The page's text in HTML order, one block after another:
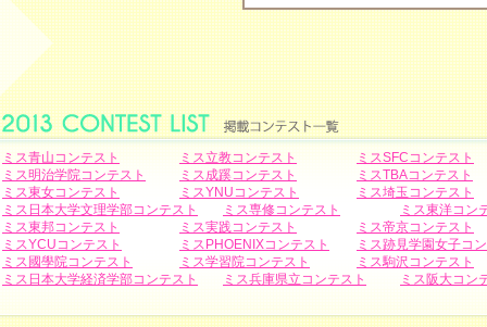
ミス青山コンテスト ミス立教コンテスト
ミスSFCコンテスト
ミス明治学院コンテスト
ミス成蹊コンテスト
ミスTBAコンテスト
ミス東女コンテスト
ミスYNUコンテスト
ミス埼玉コンテスト
ミス日本大学文理学部コンテスト
ミス専修コンテスト
ミス東洋コン
ミス東邦コンテスト
ミス実践コンテスト
ミス帝京コンテスト
ミスYCUコンテスト
ミスPHOENIXコンテスト
ミス跡見学園女子コ
ミス國學院コンテスト
ミス学習院コンテスト
ミス駒沢コンテスト
ミス日本大学経済学部コンテスト
ミス兵庫県立コンテスト ミス阪大コン